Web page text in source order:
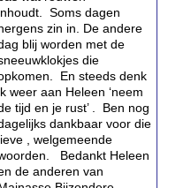
Soms dagen
zin in. De andere
blij worden met de
die
En steeds denk
weer aan Heleen ‘neem
tijd en je rust’ . Ben nog
dankbaar voor die
, welgemeende
Bedankt Heleen
de anderen van